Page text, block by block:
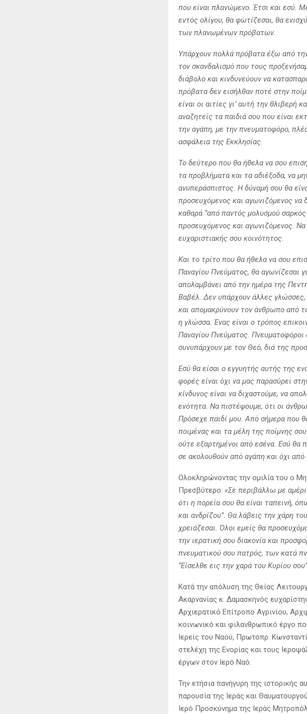
που είναι πλανώμενο. Έτσι και εσύ.
εντός ολίγου, θα φωτίζεσαι, θα
των πλανωμένων πρόβατων.
Υπάρχουν πολλά πρόβατα έξω από
τον σκανδαλισμό που τους
διάβολο και κινδυνεύουν να
πρόβατα δεν εισήλθαν ποτέ στην
είναι οι αιτίες γι’ αυτή την
αναζητείς τα παιδιά σου που είναι
την αγάπη, με την πνευματοφόρο,
ασφάλεια της Εκκλησίας.
Το δεύτερο που θα ήθελα να σου
τα προβλήματα και τα αδιέξοδα, να
ανυπεράσπιστος. Η δύναμή σου θα
προσευχόμενος και αγωνιζόμενος να
καθαρά “από παντός μολυσμού
προσευχόμενος και αγωνιζόμενος.
ευχαριστιακής σου κοινότητος.
Και το τρίτο που θα ήθελα να σου
Παναγίου Πνεύματος, θα αγωνίζεσαι
απολαμβάνει από την ημέρα της
Βαβέλ. Δεν υπάρχουν άλλες γλώσσες,
και απομακρύνουν τον άνθρωπο από
η γλώσσα. Ένας είναι ο τρόπος
Παναγίου Πνεύματος. Πνευματοφόροι
συνυπάρχουν με τον Θεό, διά της
Εσύ θα είσαι ο εγγυητής αυτής της
φορές είναι όχι να μας παρασύρει
κίνδυνος είναι να διχαστούμε, να
ενότητα. Να πιστέψουμε, ότι οι
Πρόσεχε παιδί μου. Από σήμερα που
ποιμένας και τα μέλη της ποίμνης
ούτε εξαρτημένοι από εσένα. Εσύ θα
σε ακολουθούν από αγάπη και όχι από
Ολοκληρώνοντας την ομιλία του ο
Πρεσβύτερο: «Σε περιβάλλω με
ότι η πορεία σου θα είναι ταπεινή,
και ανδρίζου”. Θα λάβεις την χάρη
χρειάζεσαι. Όλοι εμείς θα
την ιερατική σου διακονία και
πνευματικού σου πατρός, των κατά
“Είσελθε εις την χαρά του Κυρίου
Κατά την απόλυση της Θείας
Ακαρνανίας κ. Δαμασκηνός
Αρχιερατικό Επίτροπο Αγρινίου,
κοινωνικό και φιλανθρωπικό έργο
Ιερείς του Ναού, Πρωτοπρ.
στελέχη της Ενορίας και τους
έργων στον Ιερό Ναό.
Την ετήσια πανήγυρη της ιστορικής
παρουσία της Ιεράς και
Ιερό Προσκύνημα της Ιεράς